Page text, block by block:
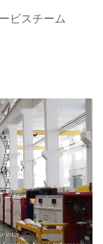
ビスチーム